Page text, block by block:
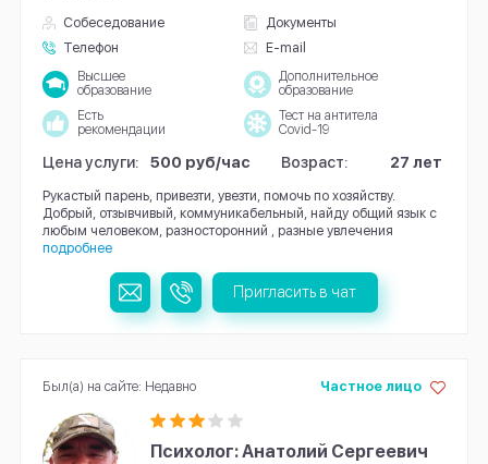
Собеседование
Документы
Телефон
E-mail
Высшее
образование
Дополнительное
образование
Есть
рекомендации
Тест на антитела
Covid-19
Цена услуги: 500 руб/час Возраст: 27 лет
Рукастый парень, привезти, увезти, помочь по хозяйству.
Добрый, отзывчивый, коммуникабельный, найду общий язык с
любым человеком, разносторонний , разные увлечения
подробнее
Пригласить в чат
Психолог: Анатолий Сергеевич
Частное лицо
Был(а) на сайте: Недавно